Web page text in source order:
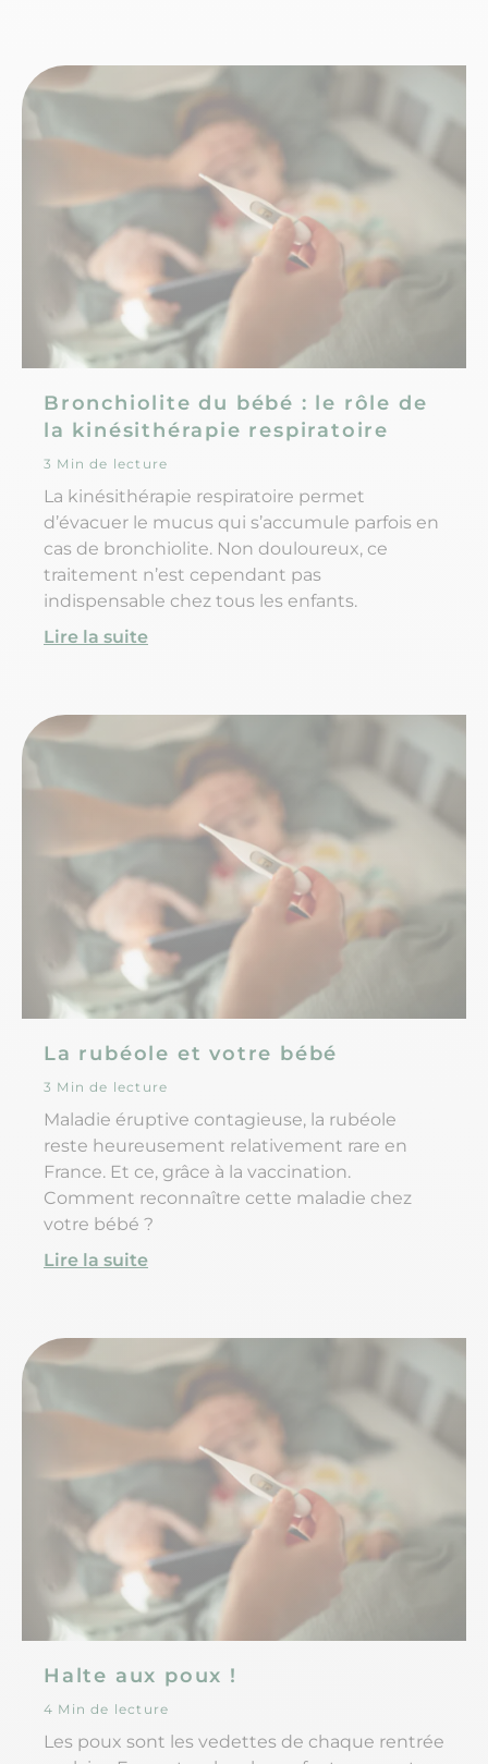
Bronchiolite du bébé : le rôle de
la kinésithérapie respiratoire
3 Min de lecture
La kinésithérapie respiratoire permet
d’évacuer le mucus qui s’accumule parfois en
cas de bronchiolite. Non douloureux, ce
traitement n’est cependant pas
indispensable chez tous les enfants.
Lire la suite
La rubéole et votre bébé
3 Min de lecture
Maladie éruptive contagieuse, la rubéole
reste heureusement relativement rare en
France. Et ce, grâce à la vaccination.
Comment reconnaître cette maladie chez
votre bébé ?
Lire la suite
Halte aux poux !
4 Min de lecture
Les poux sont les vedettes de chaque rentrée